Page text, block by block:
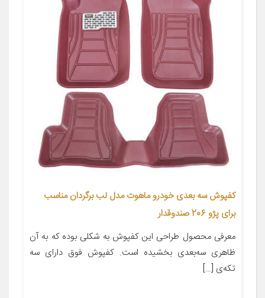
کفپوش سه بعدی خودرو ماهوت مدل لب برگردان مناسب
برای پژو 206 صندوقدار
معرفی محصول طراحی این کفپوش به شکلی بوده که به آن
ظاهری سه‌بعدی بخشیده است. کفپوش فوق دارای سه
تکه‌ی […]